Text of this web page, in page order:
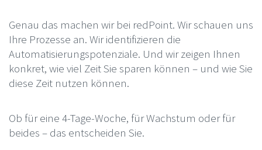
Genau das machen wir bei redPoint. Wir schauen uns
Ihre Prozesse an. Wir identifizieren die
Automatisierungspotenziale. Und wir zeigen Ihnen
konkret, wie viel Zeit Sie sparen können – und wie Sie
diese Zeit nutzen können.
Ob für eine 4-Tage-Woche, für Wachstum oder für
beides – das entscheiden Sie.